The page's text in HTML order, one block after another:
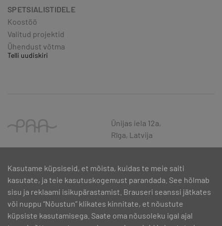
SPETSIALISTIDELE
Koostöö
Valitud projektid
Ühendust võtma
Telli uudiskiri
Ūnijas iela 12a,
Rīga, Latvija
Kasutame küpsiseid, et mõista, kuidas te meie saiti
kasutate, ja teie kasutuskogemust parandada. See hõlmab
sisu ja reklaami isikupärastamist. Brauseri seanssi jätkates
või nuppu “Nõustun” klikates kinnitate, et nõustute
küpsiste kasutamisega. Saate oma nõusoleku igal ajal